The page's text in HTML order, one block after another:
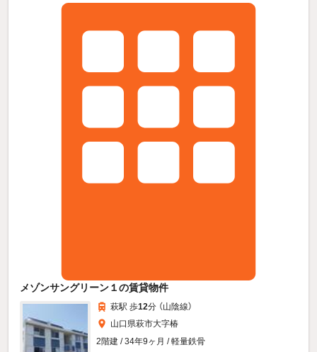
メゾンサングリーン１の賃貸物件
萩駅 歩12分 （山陰線）
山口県萩市大字椿
2階建 / 34年9ヶ月 / 軽量鉄骨